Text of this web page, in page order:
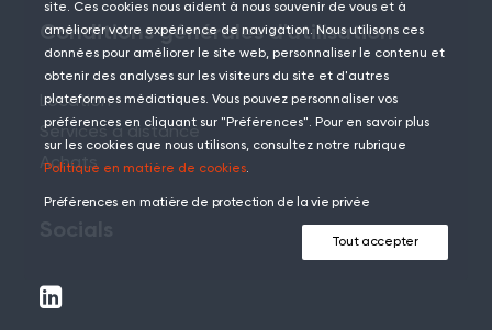
Conditions générales d'utilisation
Location
Services à distance
Achats
site. Ces cookies nous aident à nous souvenir de vous et à
améliorer votre expérience de navigation. Nous utilisons ces
données pour améliorer le site web, personnaliser le contenu et
obtenir des analyses sur les visiteurs du site et d'autres
plateformes médiatiques. Vous pouvez personnaliser vos
préférences en cliquant sur "Préférences". Pour en savoir plus
sur les cookies que nous utilisons, consultez notre rubrique
Politique en matière de cookies.
Préférences en matière de protection de la vie privée
Tout accepter